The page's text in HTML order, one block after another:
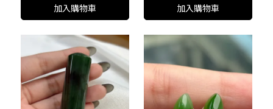
加入購物車 加入購物車